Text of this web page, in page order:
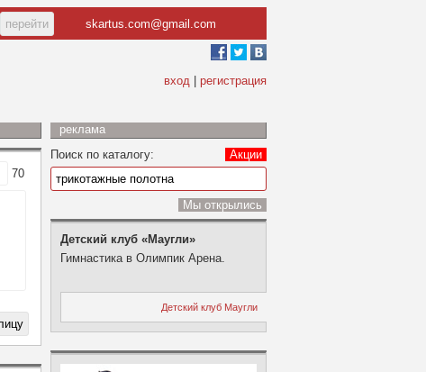
skartus.com@gmail.com
вход регистрация
70
реклама
Поиск по каталогу:
Акции
Мы открылись
Детский клуб «Маугли»
Гимнастика в Олимпик Арена.
Детский клуб Маугли